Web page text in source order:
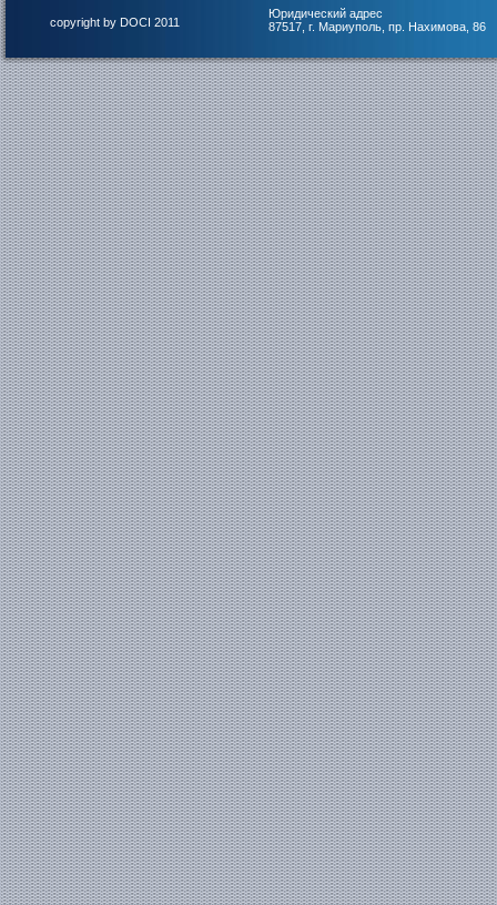
copyright by DOCI 2011
Юридический адрес
87517, г. Мариуполь, пр. Нахимова, 86